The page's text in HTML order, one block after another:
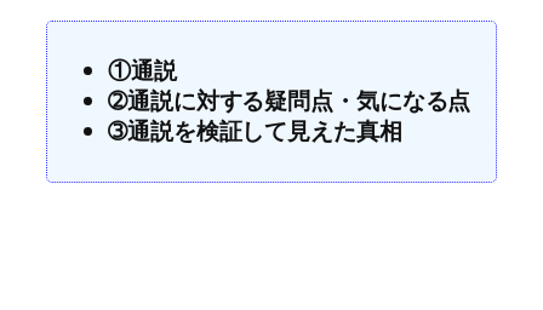
①通説
➁通説に対する疑問点・気になる点
➂通説を検証して見えた真相